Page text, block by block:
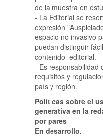
de la muestra en
- La Editorial se
expresión
espacio no invasivo
puedan distinguir
contenido editorial.
- Es responsabilidad
requisitos y
país y región.
Políticas sobre el
generativa en la
por pares
En desarrollo.